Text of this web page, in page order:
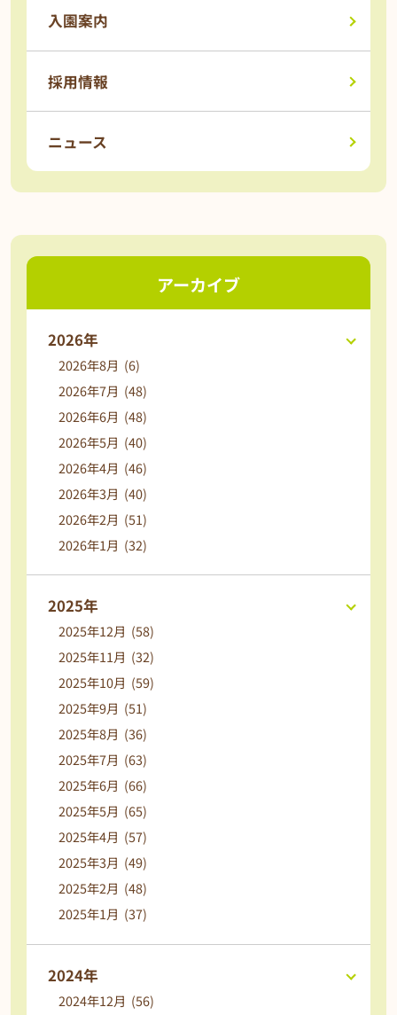
入園案内
採用情報
ニュース
アーカイブ
2026年
2026年8月 (6)
2026年7月 (48)
2026年6月 (48)
2026年5月 (40)
2026年4月 (46)
2026年3月 (40)
2026年2月 (51)
2026年1月 (32)
2025年
2025年12月 (58)
2025年11月 (32)
2025年10月 (59)
2025年9月 (51)
2025年8月 (36)
2025年7月 (63)
2025年6月 (66)
2025年5月 (65)
2025年4月 (57)
2025年3月 (49)
2025年2月 (48)
2025年1月 (37)
2024年
2024年12月 (56)